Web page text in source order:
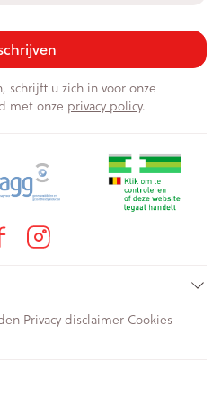
schrijft u zich in voor onze
met onze privacy policy.
Privacy disclaimer Cookies